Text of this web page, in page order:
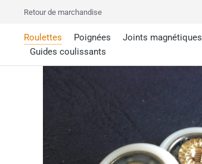
Retour de marchandise
Roulettes Poignées Joints magnétiques
Guides coulissants